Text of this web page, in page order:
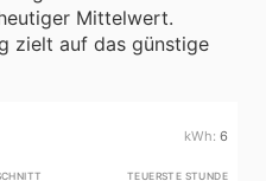
Mittelwert.
zielt auf das günstige
6